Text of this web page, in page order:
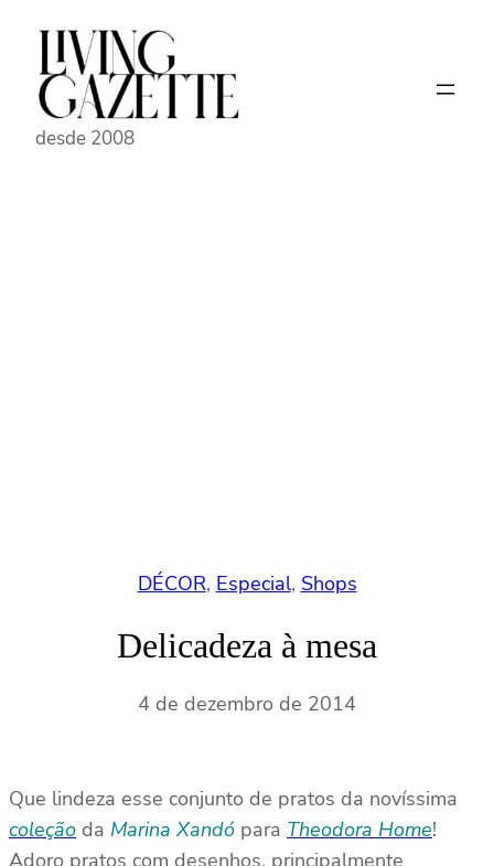
Pular
conteúdo
desde 2008
DÉCOR, Especial, Shops
Delicadeza à mesa
4 de dezembro de 2014
Que lindeza esse conjunto de pratos da novíssima
coleção da Marina Xandó para Theodora Home!
Adoro pratos com desenhos, principalmente